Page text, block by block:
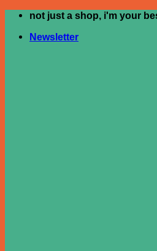
ข้าม
not just a shop, i'm your
Newsletter